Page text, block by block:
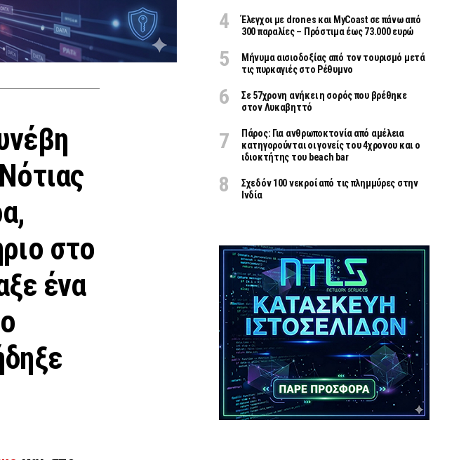
στο
ένα
Έλεγχοι με drones και MyCoast σε πάνω από
300 παραλίες – Πρόστιμα έως 73.000 ευρώ
Μήνυμα αισιοδοξίας από τον τουρισμό μετά
τις πυρκαγιές στο Ρέθυμνο
Σε 57χρονη ανήκει η σορός που βρέθηκε
στον Λυκαβηττό
Πάρος: Για ανθρωποκτονία από αμέλεια
κατηγορούνται οι γονείς του 4χρονου και ο
ιδιοκτήτης του beach bar
Σχεδόν 100 νεκροί από τις πλημμύρες στην
Ινδία